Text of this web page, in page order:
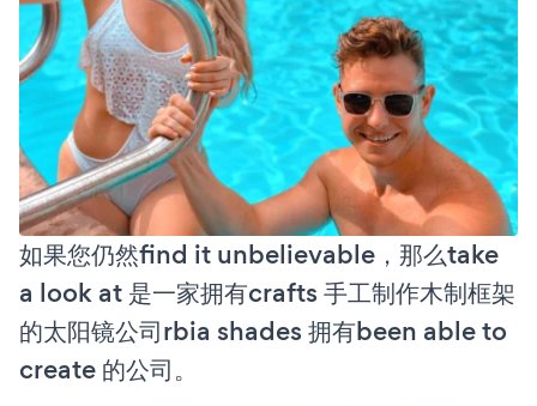
如果您仍然find it unbelievable，那么take
a look at 是一家拥有crafts 手工制作木制框架
的太阳镜公司rbia shades 拥有been able to
create 的公司。